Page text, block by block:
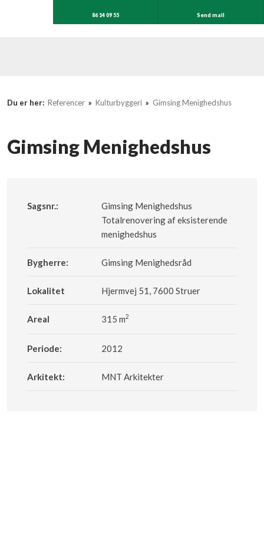
86 14 09 55 Send mail
Du er her: Referencer » Kulturbyggeri » Gimsing Menighedshus
Gimsing Menighedshus
Sagsnr.:​
Gimsing Menighedshus
​Totalrenovering af eksisterende
menighedshus​
Bygherre: Gimsing Menighedsråd
Lokalitet Hjermvej 51, 7600 Struer
Areal 315 m2
Periode: 2012
Arkitekt: MNT Arkitekter